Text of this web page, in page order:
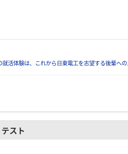
究
活体験は、これから日東電工を志望する後輩への
テスト